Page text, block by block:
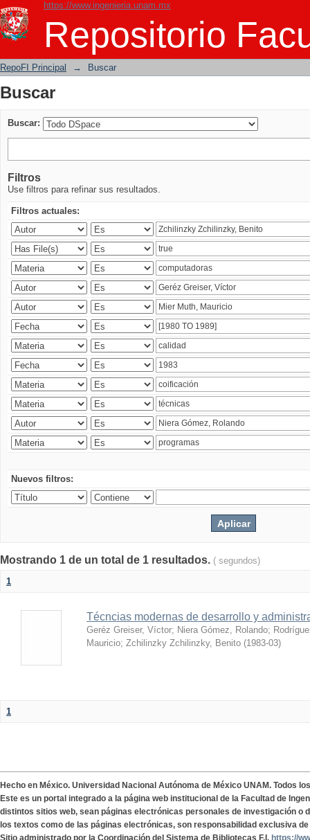
https://www.ingenieria.unam.mx
Repositorio
Buscar
RepoFI Principal → Buscar
Buscar
Buscar:
Filtros
Use filtros para refinar sus resultados.
Filtros actuales:
Nuevos filtros:
Mostrando 1 de un total de 1 resultados. ( segundos)
1
Técncias modernas de desarrollo y
Geréz Greiser, Víctor; Niera Gómez, Rolando;
Mauricio; Zchilinzky Zchilinzky, Benito (1983-03)
1
Hecho en México. Universidad Nacional Autónoma de México UNAM. Todos
Este es un portal integrado a la página web institucional de la Facultad de
distintos sitios web, sean páginas electrónicas personales de investigación o
los textos como de las páginas electrónicas, son responsabilidad exclusiva
Sitio administrado por la Coordinación del Sistema de Bibliotecas F.I. https://